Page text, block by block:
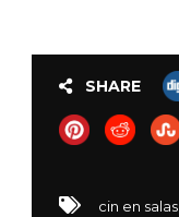
SHARE
cin en salas